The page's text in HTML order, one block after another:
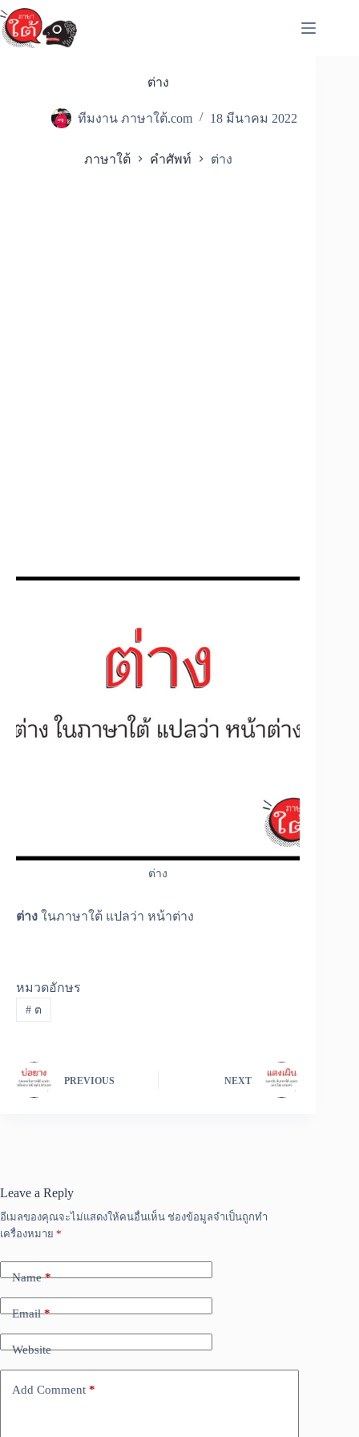
Skip
to
content
ต่าง
ทีมงาน ภาษาใต้.com 18 มีนาคม 2022
ภาษาใต้ คำศัพท์ ต่าง
ต่าง
ต่าง ในภาษาใต้ แปลว่า หน้าต่าง
หมวดอักษร
#ต
PREVIOUS NEXT
Leave a Reply
อีเมลของคุณจะไม่แสดงให้คนอื่นเห็น ช่องข้อมูลจำเป็นถูกทำ
เครื่องหมาย *
Name*
Email*
Website
Add Comment *